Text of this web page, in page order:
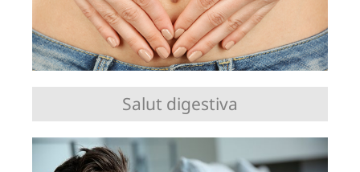
Salut digestiva